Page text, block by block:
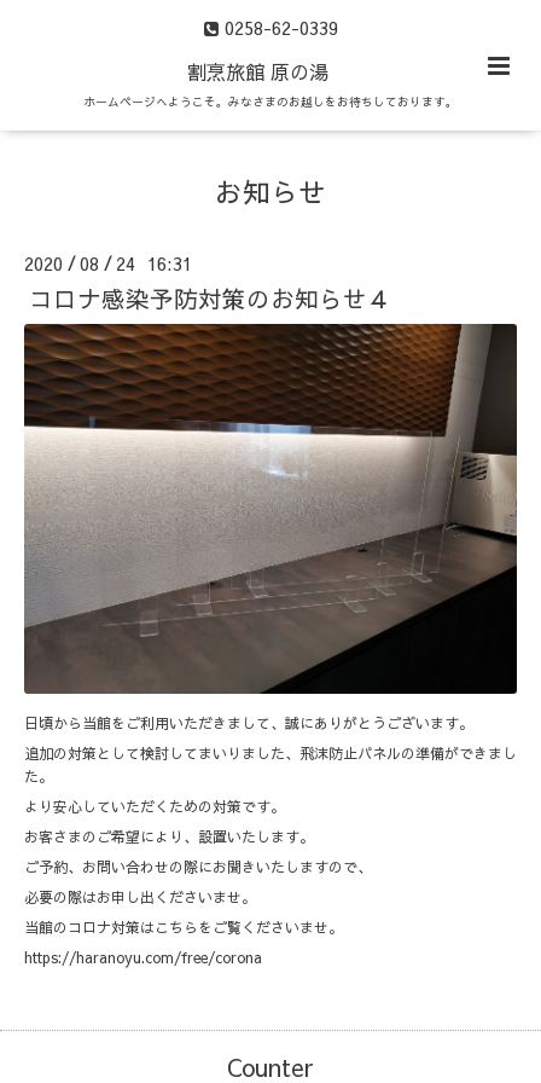
0258-62-0339
割烹旅館 原の湯
ホームページへようこそ。みなさまのお越しをお待ちしております。
お知らせ
2020 /08 / 24 16:31
コロナ感染予防対策のお知らせ４
日頃から当館をご利用いただきまして、誠にありがとうございます。
追加の対策として検討してまいりました、飛沫防止パネルの準備ができまし
た。
より安心していただくための対策です。
お客さまのご希望により、設置いたします。
ご予約、お問い合わせの際にお聞きいたしますので、
必要の際はお申し出くださいませ。
当館のコロナ対策はこちらをご覧くださいませ。
https://haranoyu.com/free/corona
Counter